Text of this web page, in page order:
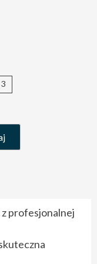
3
profesjonalnej